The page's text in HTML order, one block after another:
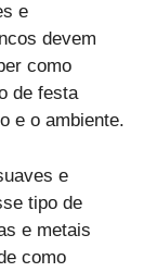
e
devem
como
de festa
e o ambiente.
e
tipo de
e metais
como